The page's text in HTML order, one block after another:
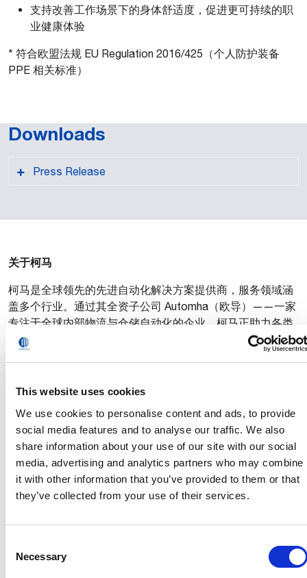
This website uses cookies
We use cookies to personalise content and ads, to provide
social media features and to analyse our traffic. We also
share information about your use of our site with our social
media, advertising and analytics partners who may combine
it with other information that you’ve provided to them or that
they’ve collected from your use of their services.
Selection
Necessary
支持改善工作场景下的身体舒适度，促进更可持续的职
业健康体验
* 符合欧盟法规 EU Regulation 2016/425（个人防护装备
PPE 相关标准）
Downloads
Press Release
关于柯马
柯马是全球领先的先进自动化解决方案提供商，服务领域涵
盖多个行业。通过其全资子公司 Automha（欧导）——一家
专注于全球内部物流与仓储自动化的企业，柯马正助力各类
企业充分释放自动化、机器人技术与数字化科技的潜能，提
升效率、柔性与市场竞争力，以应对高速发展的市场需求。
拥有强劲实力，并扩展至造船、食品饮料、物流、医药、可
再生能源等多个工业领域的先进机器人与数字化解决方案。
此外，柯马还提供项目管理与咨询服务，并设有享誉国际的
培训学院。Automha 致力于开发智能化、高性能的自动存储
与输送系统，广泛应用于多个行业，以优化效率和系统可靠
性。柯马总部位于意大利都灵，在全球11个国家设有7大创
新中心和11座制造工厂，拥有约3800名员工。Automha 总
www.comau.com | www.automha.com